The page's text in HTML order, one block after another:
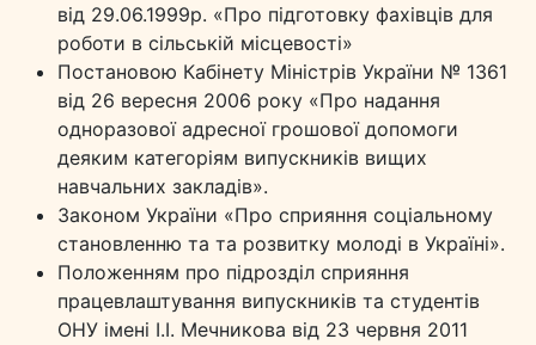
від 29.06.1999р. «Про підготовку фахівців для
роботи в сільській місцевості»
Постановою Кабінету Міністрів України № 1361
від 26 вересня 2006 року «Про надання
одноразової адресної грошової допомоги
деяким категоріям випускників вищих
навчальних закладів».
Законом України «Про сприяння соціальному
становленню та та розвитку молоді в Україні».
Положенням про підрозділ сприяння
працевлаштування випускників та студентів
ОНУ імені І.І. Мечникова від 23 червня 2011